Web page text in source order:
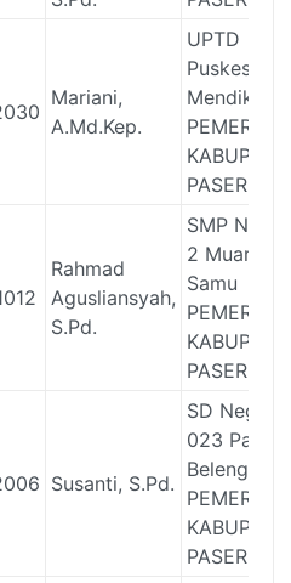
Mariani,
A.Md.Kep.
UPTD
Puskesmas
Mendik
PASER
Rahmad
Agusliansyah,
S.Pd.
SMP
2 Muara
Samu
PASER
Susanti, S.Pd.
SD Negeri
023 Pasir
PASER